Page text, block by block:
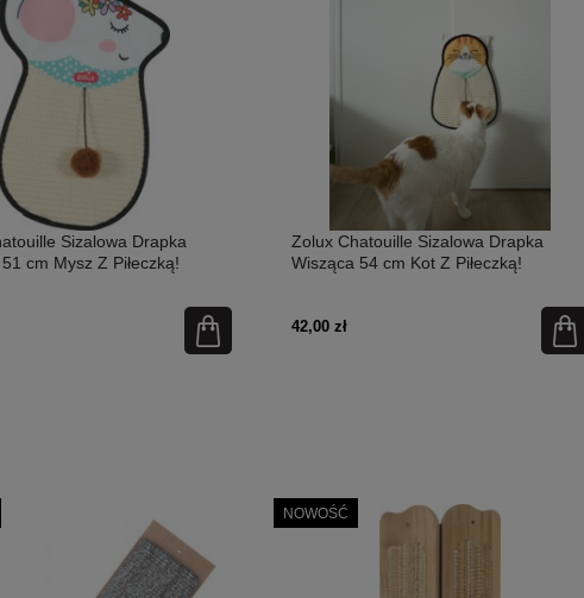
Sizalowa Drapka
cm Mysz Z Piłeczką!
Zolux Chatouille Sizalowa Drapka
Wisząca 54 cm Kot Z Piłeczką!
42,00 zł
NOWOŚĆ